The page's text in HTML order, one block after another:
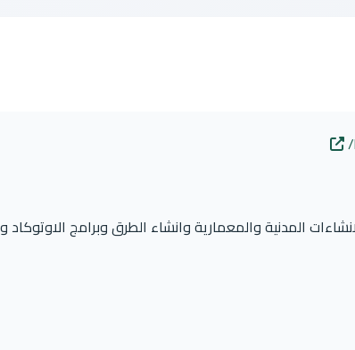
المدنية والمعمارية وانشاء الطرق وبرامج الاوتوكاد